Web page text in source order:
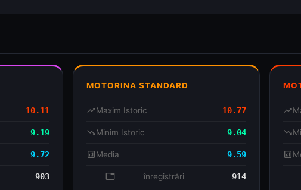
10.11
9.19
9.72
903
MOTORINA STANDARD
trending_upMaxim Istoric 10.77
trending_downMinim Istoric 9.04
analyticsMedia 9.59
database înregistrări 914
trending_up
trending_down
analytics